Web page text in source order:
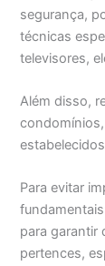
segurança,
técnicas
televisores,
Além disso,
Para evitar
para garantir
pertences,